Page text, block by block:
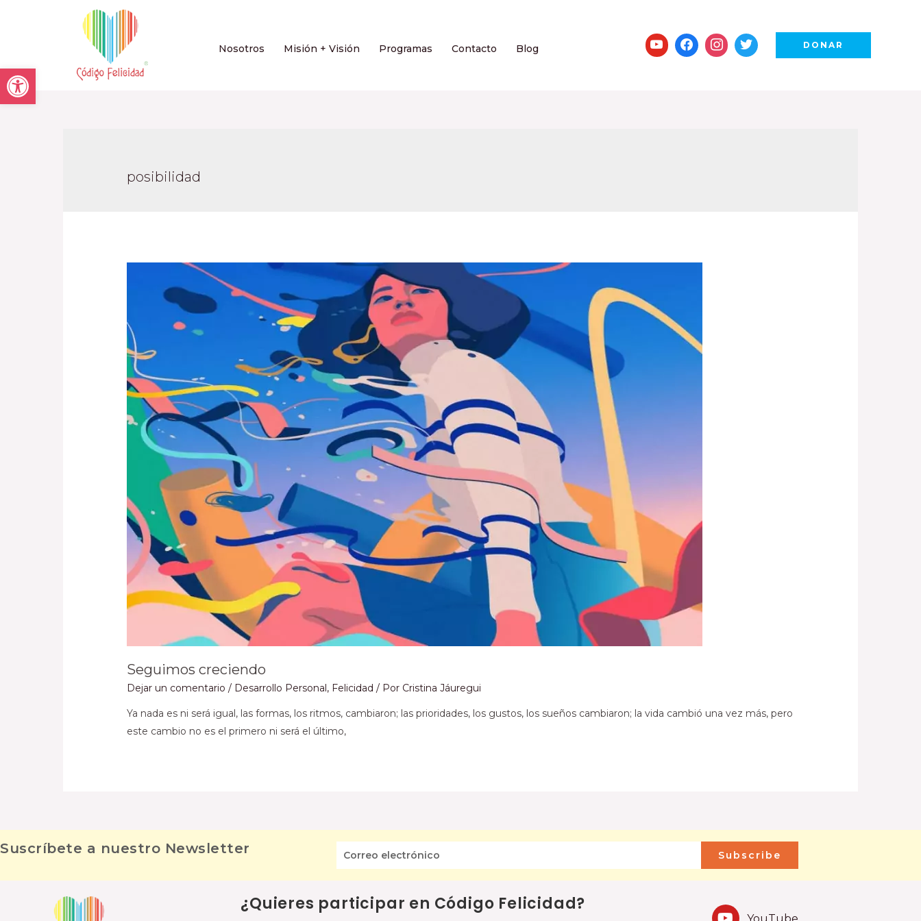
Open toolbar
Nosotros Misión + Visión Programas Contacto Blog DONAR
posibilidad
Seguimos creciendo
Dejar un comentario / Desarrollo Personal , Felicidad / Por Cristina Jáuregui
Ya nada es ni será igual, las formas, los ritmos, cambiaron; las prioridades, los gustos, los sueños cambiaron; la vida cambió una vez más, pero
este cambio no es el primero ni será el último,
Suscríbete a nuestro Newsletter Subscribe
¿Quieres participar en Código Felicidad?